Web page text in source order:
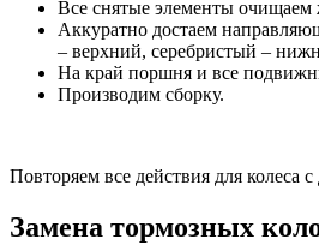
Все снятые элементы очищаем
Аккуратно достаем
– верхний, серебристый –
На край поршня и все
Производим сборку.
Повторяем все действия для колеса
Замена тормозных